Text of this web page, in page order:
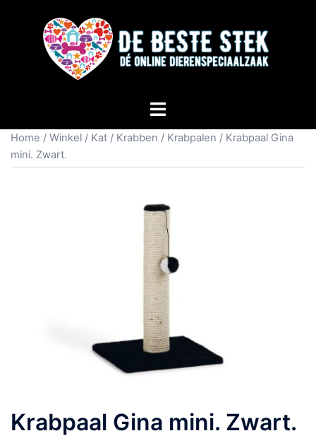
Home / Winkel / Kat / Krabben / Krabpalen / Krabpaal Gina
mini. Zwart.
Krabpaal Gina mini. Zwart.